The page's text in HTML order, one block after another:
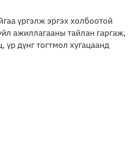
үргэлж эргэх холбоотой
ажиллагааны тайлан гаргаж,
үр дүнг тогтмол хугацаанд